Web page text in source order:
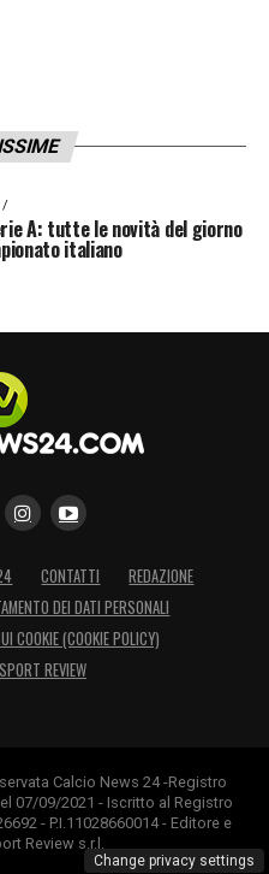
A: tutte le novità del giorno
italiano
CONTATTI
REDAZIONE
DEI DATI PERSONALI
COOKIE (COOKIE POLICY)
REVIEW
Calcio News 24 -Registro
07/09/2021 - Iscritto al Registro
- P.I.11028660014 - Editore e
Review s.r.l.
Change privacy settings